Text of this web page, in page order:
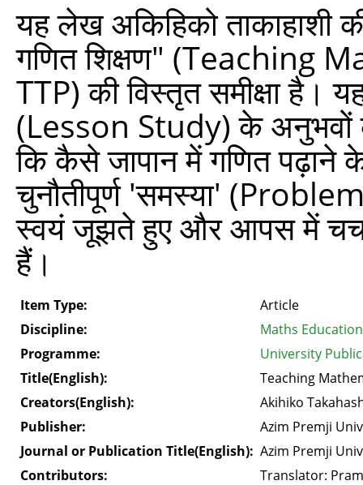
यह लेख अकिहिको ताकाहाशी
गणित शिक्षण" (Teaching
TTP) की विस्तृत समीक्षा है।
(Lesson Study) के अनुभवों
कि कैसे जापान में गणित
चुनौतीपूर्ण 'समस्या' (Problem)
स्वयं जूझते हुए और आपस में
हैं।
Item Type:
Article
Discipline:
Maths Education
Programme:
University
Title(English):
Teaching
Creators(English):
Akihiko
Publisher:
Azim Premji
Journal or Publication Title(English): Azim Premji
Contributors:
Translator: